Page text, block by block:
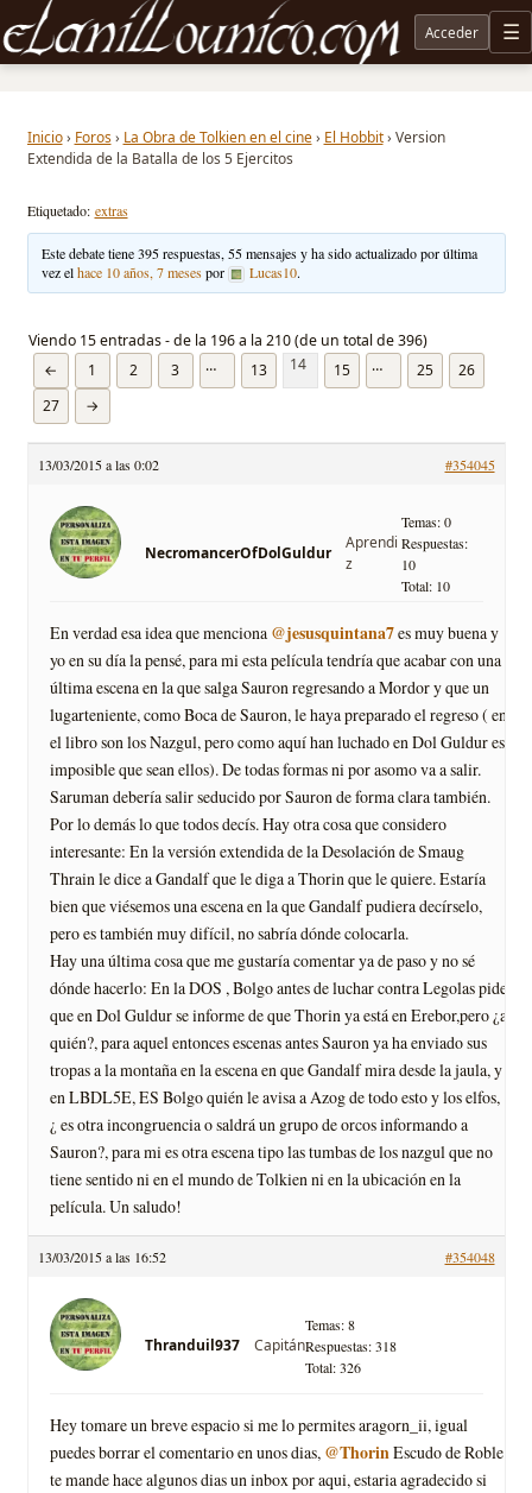
Noticias sobre Tolkien: El Señor de los Anillos, Los Anillos de Poder, La Caza de Gollum, la
Acceder
Inicio › Foros › La Obra de Tolkien en el cine › El Hobbit › Version
Extendida de la Batalla de los 5 Ejercitos
Etiquetado: extras
Este debate tiene 395 respuestas, 55 mensajes y ha sido actualizado por última
vez elhace 10 años, 7 mesespor Lucas10.
Viendo 15 entradas - de la 196 a la 210 (de un total de 396)
←
1 2 3 … 13 14 15 … 25
26
27
→
13/03/2015 a las 0:02 #354045
NecromancerOfDolGuldur
Aprendi
z
Temas: 0
Respuestas:
10
Total: 10
En verdad esa idea que menciona @jesusquintana7es muy buena y
yo en su día la pensé, para mi esta película tendría que acabar con una
última escena en la que salga Sauron regresando a Mordor y que un
lugarteniente, como Boca de Sauron, le haya preparado el regreso ( en
el libro son los Nazgul, pero como aquí han luchado en Dol Guldur es
imposible que sean ellos). De todas formas ni por asomo va a salir.
Saruman debería salir seducido por Sauron de forma clara también.
Por lo demás lo que todos decís. Hay otra cosa que considero
interesante: En la versión extendida de la Desolación de Smaug
Thrain le dice a Gandalf que le diga a Thorin que le quiere. Estaría
bien que viésemos una escena en la que Gandalf pudiera decírselo,
pero es también muy difícil, no sabría dónde colocarla.
Hay una última cosa que me gustaría comentar ya de paso y no sé
dónde hacerlo: En la DOS , Bolgo antes de luchar contra Legolas pide
que en Dol Guldur se informe de que Thorin ya está en Erebor,pero ¿a
quién?, para aquel entonces escenas antes Sauron ya ha enviado sus
tropas a la montaña en la escena en que Gandalf mira desde la jaula, y
en LBDL5E, ES Bolgo quién le avisa a Azog de todo esto y los elfos,
¿ es otra incongruencia o saldrá un grupo de orcos informando a
Sauron?, para mi es otra escena tipo las tumbas de los nazgul que no
tiene sentido ni en el mundo de Tolkien ni en la ubicación en la
película. Un saludo!
13/03/2015 a las 16:52 #354048
Thranduil937 Capitán
Temas: 8
Respuestas: 318
Total: 326
Hey tomare un breve espacio si me lo permites aragorn_ii, igual
puedes borrar el comentario en unos dias, @ThorinEscudo de Roble
te mande hace algunos dias un inbox por aqui, estaria agradecido si